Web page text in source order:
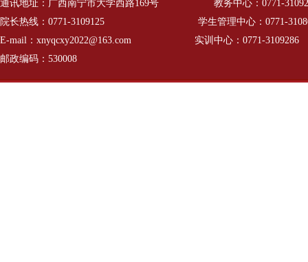
通讯地址：广西南宁市大学西路169号 教务中心：0771-
院长热线：0771-3109125 学生管理中心：0771-
E-mail：xnyqcxy2022@163.com
实训中心：0771-3109286
邮政编码：530008